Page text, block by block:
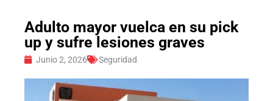
Adulto mayor vuelca en su pick
up y sufre lesiones graves
Junio 2, 2026 Seguridad